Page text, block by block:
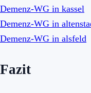
Demenz-WG in kassel
Demenz-WG in
Demenz-WG in alsfeld
Fazit